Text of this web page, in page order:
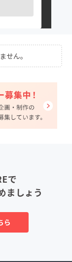
せん。
で
ましょう
ら